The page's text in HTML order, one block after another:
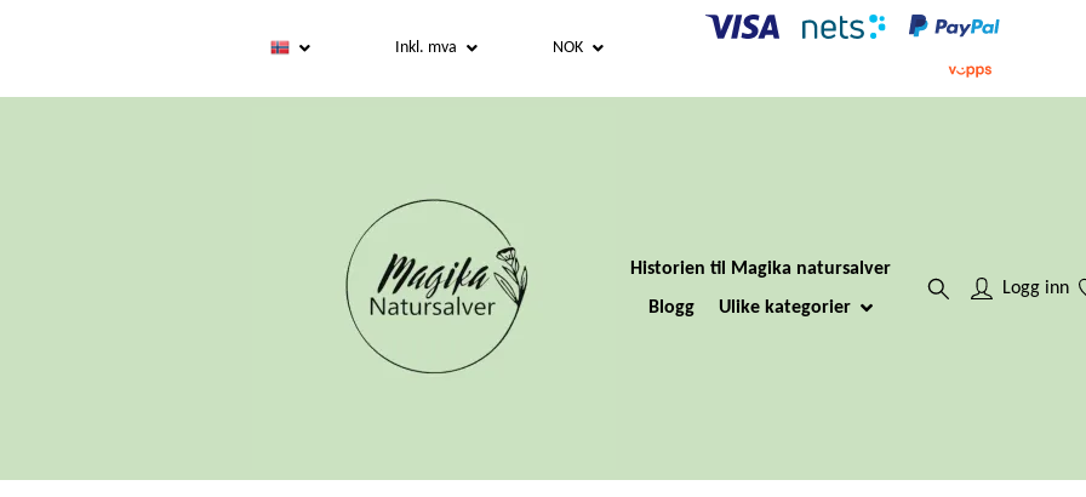
Inkl. mva NOK
Historien til Magika natursalver
Blogg
Ulike kategorier
Logg inn